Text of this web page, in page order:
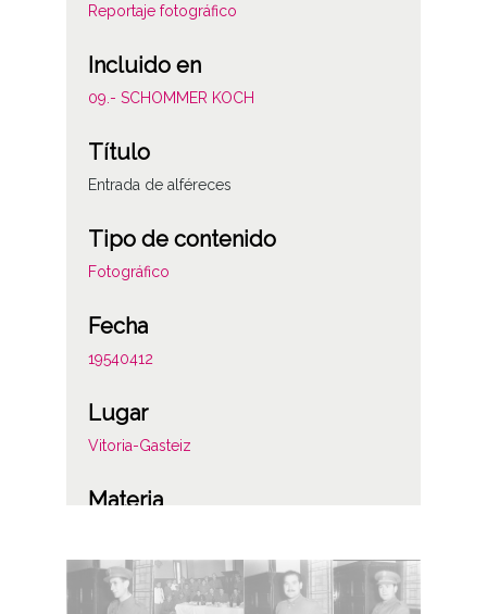
Reportaje fotográfico
Incluido en
09.- SCHOMMER KOCH
Título
Entrada de alféreces
Tipo de contenido
Fotográfico
Fecha
19540412
Lugar
Vitoria-Gasteiz
Materia
Notas